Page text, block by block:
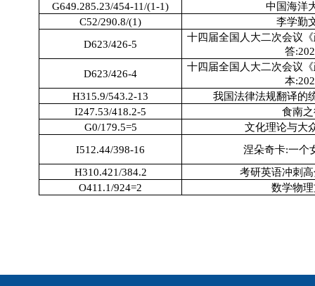
G649.285.23/454-11/(1-1)
中国海洋
C52/290.8/(1)
李学勤
D623/426-5
十四届全国人大二次会议
答
D623/426-4
十四届全国人大二次会议
本
H315.9/543.2-13
我国法律法规翻译的
I247.53/418.2-5
食南
G0/179.5=5
文化理论与大
I512.44/398-16
涅朵奇卡:一个
H310.421/384.2
考研英语冲刺
O411.1/924=2
数学物